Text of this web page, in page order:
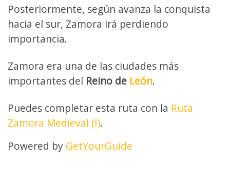
Posteriormente, según avanza la conquista
hacia el sur, Zamora irá perdiendo
importancia.
Zamora era una de las ciudades más
importantes del Reino de León.
Puedes completar esta ruta con la Ruta
Zamora Medieval (I).
Powered by GetYourGuide